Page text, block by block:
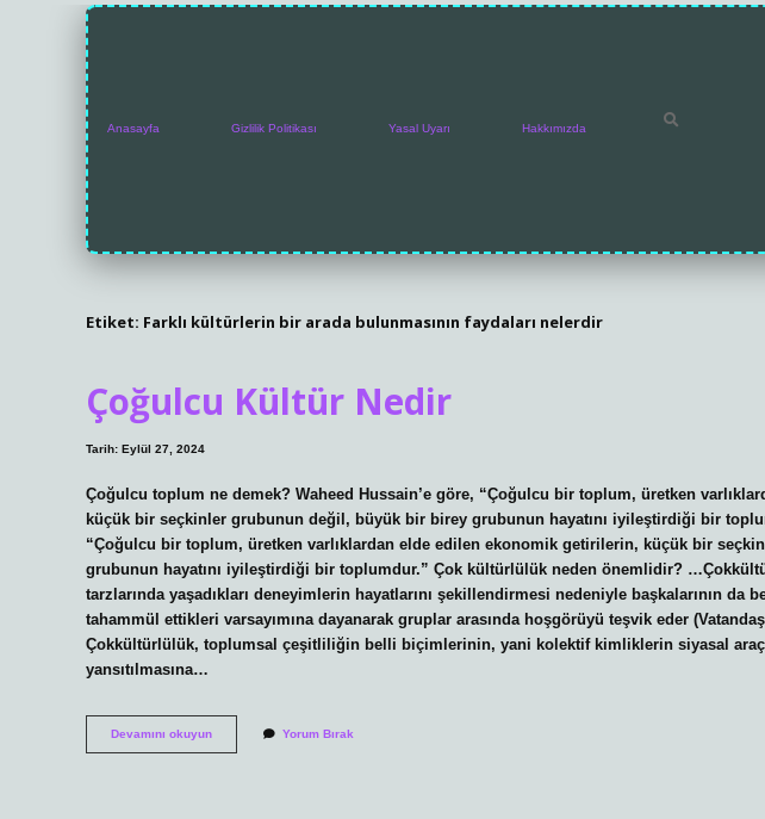
Anasayfa Gizlilik Politikası Yasal Uyarı Hakkımızda
Etiket: Farklı kültürlerin bir arada bulunmasının faydaları nelerdir
Çoğulcu Kültür Nedir
Tarih: Eylül 27, 2024
Çoğulcu toplum ne demek? Waheed Hussain’e göre, “Çoğulcu bir toplum, üretken
küçük bir seçkinler grubunun değil, büyük bir birey grubunun hayatını iyileştirdiği bir
“Çoğulcu bir toplum, üretken varlıklardan elde edilen ekonomik getirilerin, küçük bir
grubunun hayatını iyileştirdiği bir toplumdur.” Çok kültürlülük neden önemlidir?
tarzlarında yaşadıkları deneyimlerin hayatlarını şekillendirmesi nedeniyle başkalarının da
tahammül ettikleri varsayımına dayanarak gruplar arasında hoşgörüyü teşvik eder
Çokkültürlülük, toplumsal çeşitliliğin belli biçimlerinin, yani kolektif kimliklerin siyasal
yansıtılmasına…
Devamını okuyunÇoğulcu
Kültür
Yorum Bırak